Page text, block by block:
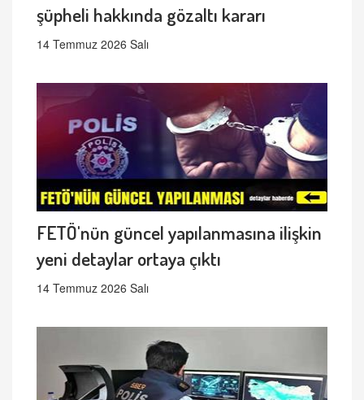
şüpheli hakkında gözaltı kararı
14 Temmuz 2026 Salı
FETÖ'nün güncel yapılanmasına ilişkin
yeni detaylar ortaya çıktı
14 Temmuz 2026 Salı